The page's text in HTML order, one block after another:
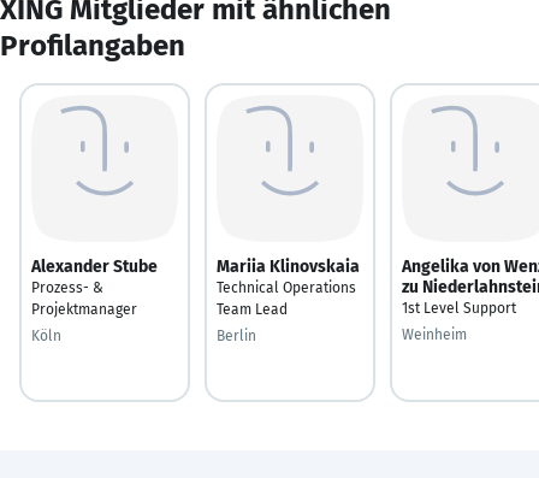
XING Mitglieder mit ähnlichen
Profilangaben
Alexander Stube
Prozess- &
Projektmanager
Köln
Mariia Klinovskaia
Technical Operations
Team Lead
Berlin
Angelika von
zu
1st Level Support
Weinheim